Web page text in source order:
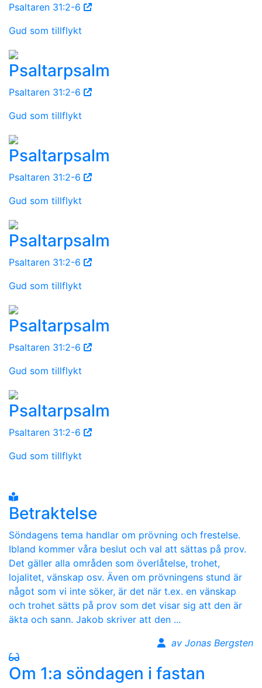
Psaltaren 31:2-6
Gud som tillflykt
Psaltarpsalm
Psaltaren 31:2-6
Gud som tillflykt
Psaltarpsalm
Psaltaren 31:2-6
Gud som tillflykt
Psaltarpsalm
Psaltaren 31:2-6
Gud som tillflykt
Psaltarpsalm
Psaltaren 31:2-6
Gud som tillflykt
Psaltarpsalm
Psaltaren 31:2-6
Gud som tillflykt
Betraktelse
Söndagens tema handlar om prövning och frestelse.
Ibland kommer våra beslut och val att sättas på prov.
Det gäller alla områden som överlåtelse, trohet,
lojalitet, vänskap osv. Även om prövningens stund är
något som vi inte söker, är det när t.ex. en vänskap
och trohet sätts på prov som det visar sig att den är
äkta och sann. Jakob skriver att den ...
av Jonas Bergsten
Om 1:a söndagen i fastan